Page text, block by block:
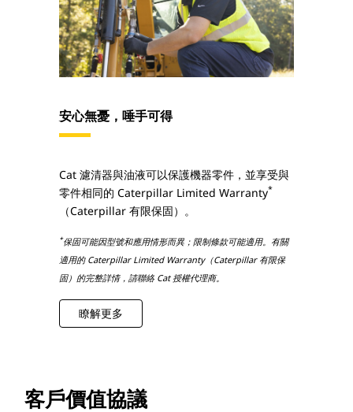
安心無憂，唾手可得
Cat 濾清器與油液可以保護機器零件，並享受與
零件相同的 Caterpillar Limited Warranty*
（Caterpillar 有限保固）。
*保固可能因型號和應用情形而異；限制條款可能適用。有關
適用的 Caterpillar Limited Warranty（Caterpillar 有限保
固）的完整詳情，請聯絡 Cat 授權代理商。
瞭解更多
客戶價值協議